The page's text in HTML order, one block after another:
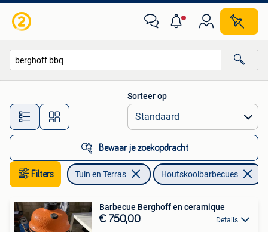
Alle afstanden…
Sorteer op
Bewaar je zoekopdracht
Filters Tuin en Terras Houtskoolbarbecues
Barbecue Berghoff en ceramique
€ 750,00 Details